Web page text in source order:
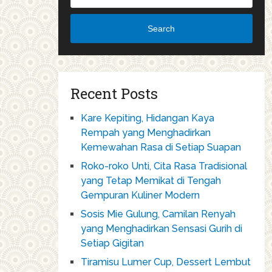
Search
Recent Posts
Kare Kepiting, Hidangan Kaya
Rempah yang Menghadirkan
Kemewahan Rasa di Setiap Suapan
Roko-roko Unti, Cita Rasa Tradisional
yang Tetap Memikat di Tengah
Gempuran Kuliner Modern
Sosis Mie Gulung, Camilan Renyah
yang Menghadirkan Sensasi Gurih di
Setiap Gigitan
Tiramisu Lumer Cup, Dessert Lembut